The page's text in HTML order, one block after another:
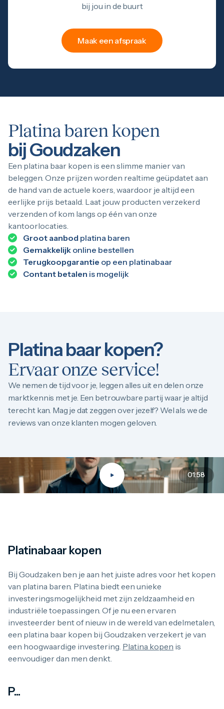
bij jou in de buurt
Maak een afspraak
Platina baren kopen
bij Goudzaken
Een platina baar kopen is een slimme manier van
beleggen. Onze prijzen worden realtime geüpdatet aan
de hand van de actuele koers, waardoor je altijd een
eerlijke prijs betaald. Laat jouw producten verzekerd
verzenden of kom langs op één van onze
kantoorlocaties.
Groot aanbod platina baren
Gemakkelijk online bestellen
Terugkoopgarantie op een platinabaar
Contant betalen is mogelijk
Platina baar kopen?
Ervaar onze service!
We nemen de tijd voor je, leggen alles uit en delen onze
marktkennis met je. Een betrouwbare partij waar je altijd
terecht kan. Mag je dat zeggen over jezelf? Wel als we de
reviews van onze klanten mogen geloven.
01:58
Platinabaar kopen
Bij Goudzaken ben je aan het juiste adres voor het kopen
Platina baren bij Goudzaken
Bij Goudzaken koop je platina baren van erkende
In Nederland geldt op platina baren 21% btw. Voor
Welke platina baren kun je bij Goudzaken
Platinabaar kopen
Bij Goudzaken ben je aan het juiste adres voor het kopen
van platina baren. Platina biedt een unieke
investeringsmogelijkheid met zijn zeldzaamheid en
industriële toepassingen. Of je nu een ervaren
investeerder bent of nieuw in de wereld van edelmetalen,
een platina baar kopen bij Goudzaken verzekert je van
een hoogwaardige investering. Platina kopen is
eenvoudiger dan men denkt.
P...